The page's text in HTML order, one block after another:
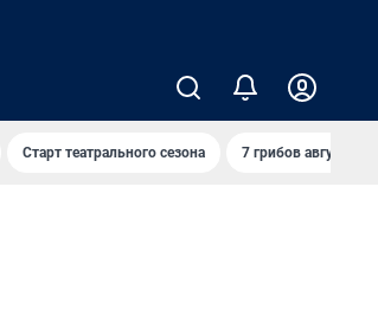
Старт театрального сезона 7 грибов августа